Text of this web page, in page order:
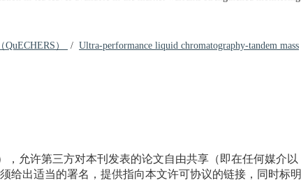
QuECHERS） / Ultra-performance liquid chromatography-tandem mass
允许第三方对本刊发表的论文自由共享（即在任何媒介以
给出适当的署名，提供指向本文许可协议的链接，同时标明